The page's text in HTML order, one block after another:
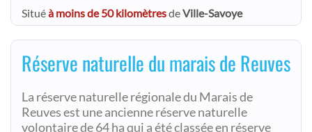
Situéà moins de 50 kilomètresdeVille-Savoye
Réserve naturelle du marais de Reuves
La réserve naturelle régionale du Marais de
Reuves est une ancienne réserve naturelle
volontaire de 64 ha qui a été classée en réserve